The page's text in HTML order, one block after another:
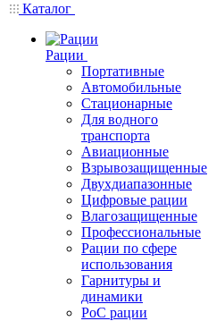
Каталог
Рации
Портативные
Автомобильные
Стационарные
Для водного
транспорта
Авиационные
Взрывозащищенные
Двухдиапазонные
Цифровые рации
Влагозащищенные
Профессиональные
Рации по сфере
использования
Гарнитуры и
динамики
PoC рации